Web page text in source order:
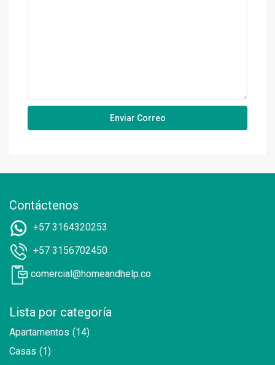
Contáctenos
+57 3164320253
+57 3156702450
comercial@homeandhelp.co
Lista por categoría
Apartamentos (14)
Casas (1)